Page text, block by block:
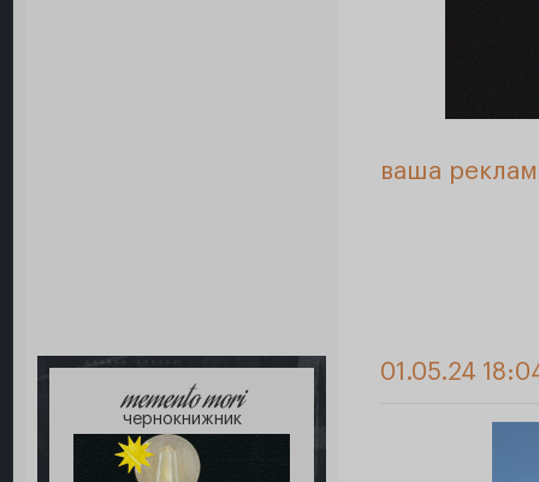
ваша
memento mori
чернокнижник
01.05.24